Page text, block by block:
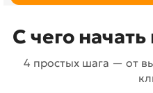
С чего
4 простых шага — от